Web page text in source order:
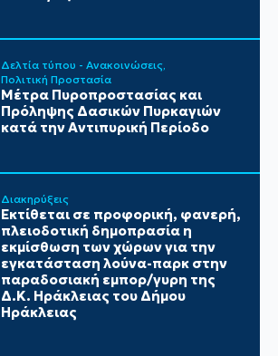
Δελτία τύπου - Ανακοινώσεις
Πολιτική Προστασία
Μέτρα Πυροπροστασίας και
Πρόληψης Δασικών Πυρκαγιών
κατά την Αντιπυρική Περίοδο
Διακηρύξεις
Εκτίθεται σε προφορική, φανερή,
πλειοδοτική δημοπρασία η
εκμίσθωση των χώρων για την
εγκατάσταση λούνα-παρκ στην
παραδοσιακή εμπορ/γυρη της
Δ.Κ. Ηράκλειας του Δήμου
Ηράκλειας